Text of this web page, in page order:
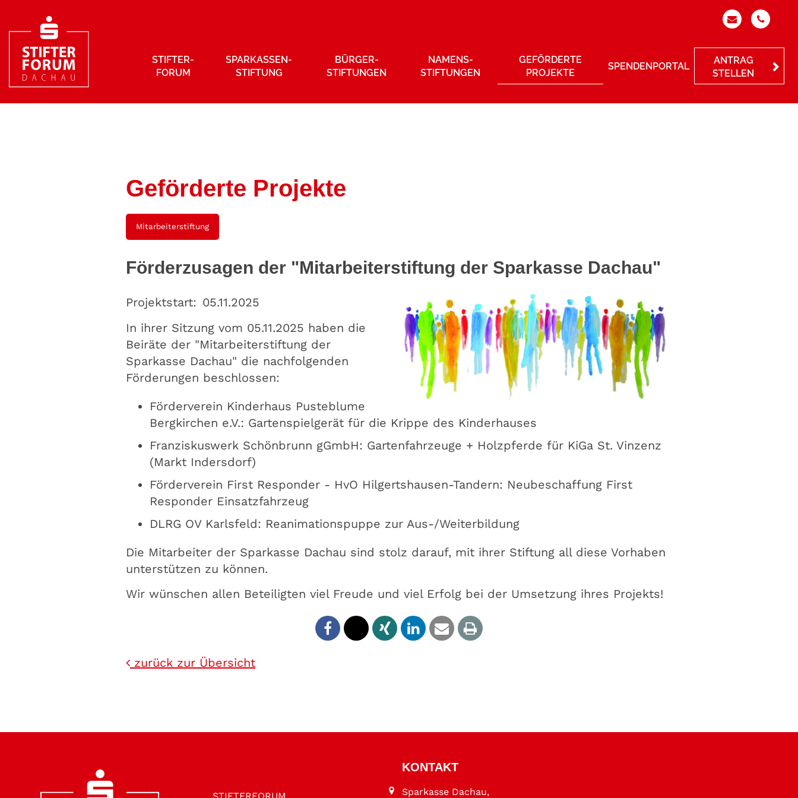
STIFTER­
FORUM
SPARKASSEN­
STIFTUNG
BÜRGER­
STIFTUNGEN
NAMENS­
STIFTUNGEN
GEFÖRDERTE
PROJEKTE
SPENDENPORTAL
ANTRAG
STELLEN
Geförderte Projekte
Mitarbeiterstiftung
Förderzusagen der "Mitarbeiterstiftung der Sparkasse Dachau"
Projektstart: 05.11.2025
In ihrer Sitzung vom 05.11.2025 haben die
Beiräte der "Mitarbeiterstiftung der
Sparkasse Dachau" die nachfolgenden
Förderungen beschlossen:
Förderverein Kinderhaus Pusteblume
Bergkirchen e.V.: Gartenspielgerät für die Krippe des Kinderhauses
Franziskuswerk Schönbrunn gGmbH: Gartenfahrzeuge + Holzpferde für KiGa St. Vinzenz
(Markt Indersdorf)
Förderverein First Responder - HvO Hilgertshausen-Tandern: Neubeschaffung First
Responder Einsatzfahrzeug
DLRG OV Karlsfeld: Reanimationspuppe zur Aus-/Weiterbildung
Die Mitarbeiter der Sparkasse Dachau sind stolz darauf, mit ihrer Stiftung all diese Vorhaben
unterstützen zu können.
Wir wünschen allen Beteiligten viel Freude und viel Erfolg bei der Umsetzung ihres Projekts!
zurück zur Übersicht
KONTAKT
Sparkasse Dachau,